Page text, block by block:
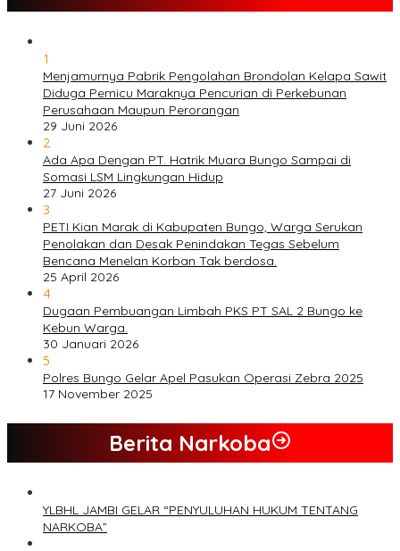
1
Menjamurnya Pabrik Pengolahan Brondolan Kelapa Sawit
Diduga Pemicu Maraknya Pencurian di Perkebunan
Perusahaan Maupun Perorangan
29 Juni 2026
2
Ada Apa Dengan PT. Hatrik Muara Bungo Sampai di
Somasi LSM Lingkungan Hidup
27 Juni 2026
3
PETI Kian Marak di Kabupaten Bungo, Warga Serukan
Penolakan dan Desak Penindakan Tegas Sebelum
Bencana Menelan Korban Tak berdosa.
25 April 2026
4
Dugaan Pembuangan Limbah PKS PT SAL 2 Bungo ke
Kebun Warga.
30 Januari 2026
5
Polres Bungo Gelar Apel Pasukan Operasi Zebra 2025
17 November 2025
Berita Narkoba
YLBHL JAMBI GELAR “PENYULUHAN HUKUM TENTANG
NARKOBA”